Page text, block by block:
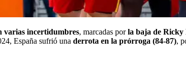
varias incertidumbres, marcadas porla baja de
España sufrió una derrota en la prórroga (84-87),